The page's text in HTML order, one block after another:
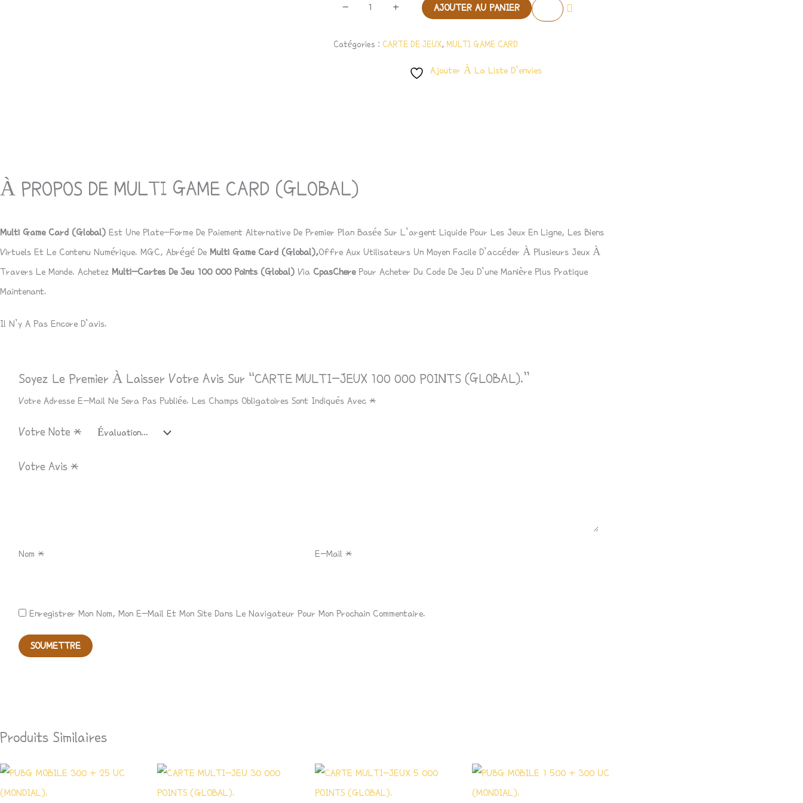
- + AJOUTER AU PANIER
Catégories : CARTE DE JEUX, MULTI GAME CARD
Ajouter À La Liste D’envies
À PROPOS DE MULTI GAME CARD (GLOBAL)
Multi Game Card (Global) Est Une Plate-Forme De Paiement Alternative De Premier Plan Basée Sur L’argent Liquide Pour Les Jeux En Ligne, Les Biens
Virtuels Et Le Contenu Numérique. MGC, Abrégé De Multi Game Card (Global),Offre Aux Utilisateurs Un Moyen Facile D’accéder À Plusieurs Jeux À
Travers Le Monde. Achetez Multi-Cartes De Jeu 100 000 Points (global) Via CpasCherePour Acheter Du Code De Jeu D’une Manière Plus Pratique
Maintenant.
Il N’y A Pas Encore D’avis.
Soyez Le Premier À Laisser Votre Avis Sur “CARTE MULTI-JEUX 100 000 POINTS (GLOBAL).”
Votre Adresse E-Mail Ne Sera Pas Publiée. Les Champs Obligatoires Sont Indiqués Avec*
Votre Note*
Votre Avis*
Nom* E-Mail *
Enregistrer Mon Nom, Mon E-Mail Et Mon Site Dans Le Navigateur Pour Mon Prochain Commentaire.
Produits Similaires